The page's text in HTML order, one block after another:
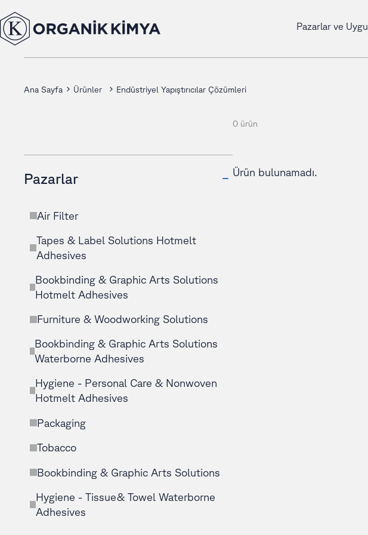
Pazarlar ve
Ana Sayfa Ürünler Endüstriyel Yapıştırıcılar Çözümleri
Pazarlar
Air Filter
Tapes & Label Solutions Hotmelt
Adhesives
Bookbinding & Graphic Arts Solutions
Hotmelt Adhesives
Furniture & Woodworking Solutions
Bookbinding & Graphic Arts Solutions
Waterborne Adhesives
Hygiene - Personal Care & Nonwoven
Hotmelt Adhesives
Packaging
Tobacco
Bookbinding & Graphic Arts Solutions
Hygiene - Tissue& Towel Waterborne
Adhesives
0 ürün
Ürün bulunamadı.